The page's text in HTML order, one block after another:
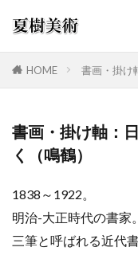
HOME 書画・掛け
書画・掛け軸：
く（鳴鶴）
1838～1922。
明治-大正時代の書家。
三筆と呼ばれる近代
カテゴリー